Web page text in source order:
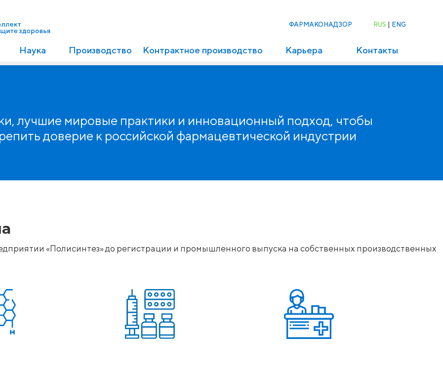
ФАРМАКОНАДЗОР RUS | ENG
Наука Производство Контрактное производство Карьера Контакты
лучшие мировые практики и инновационный подход, чтобы
доверие к российской фармацевтической индустрии
«Полисинтез» до регистрации и промышленного выпуска на собственных производственных